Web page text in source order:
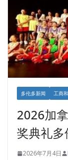
多伦多新闻 工商
2026加
奖典礼
2026年7月4日